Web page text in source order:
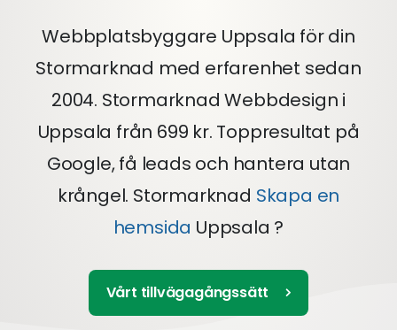
Webbplatsbyggare Uppsala för din
Stormarknad med erfarenhet sedan
2004. Stormarknad Webbdesign i
Uppsala från 699 kr. Toppresultat på
Google, få leads och hantera utan
krångel. Stormarknad Skapa en
hemsida Uppsala ?
Vårt tillvägagångssätt